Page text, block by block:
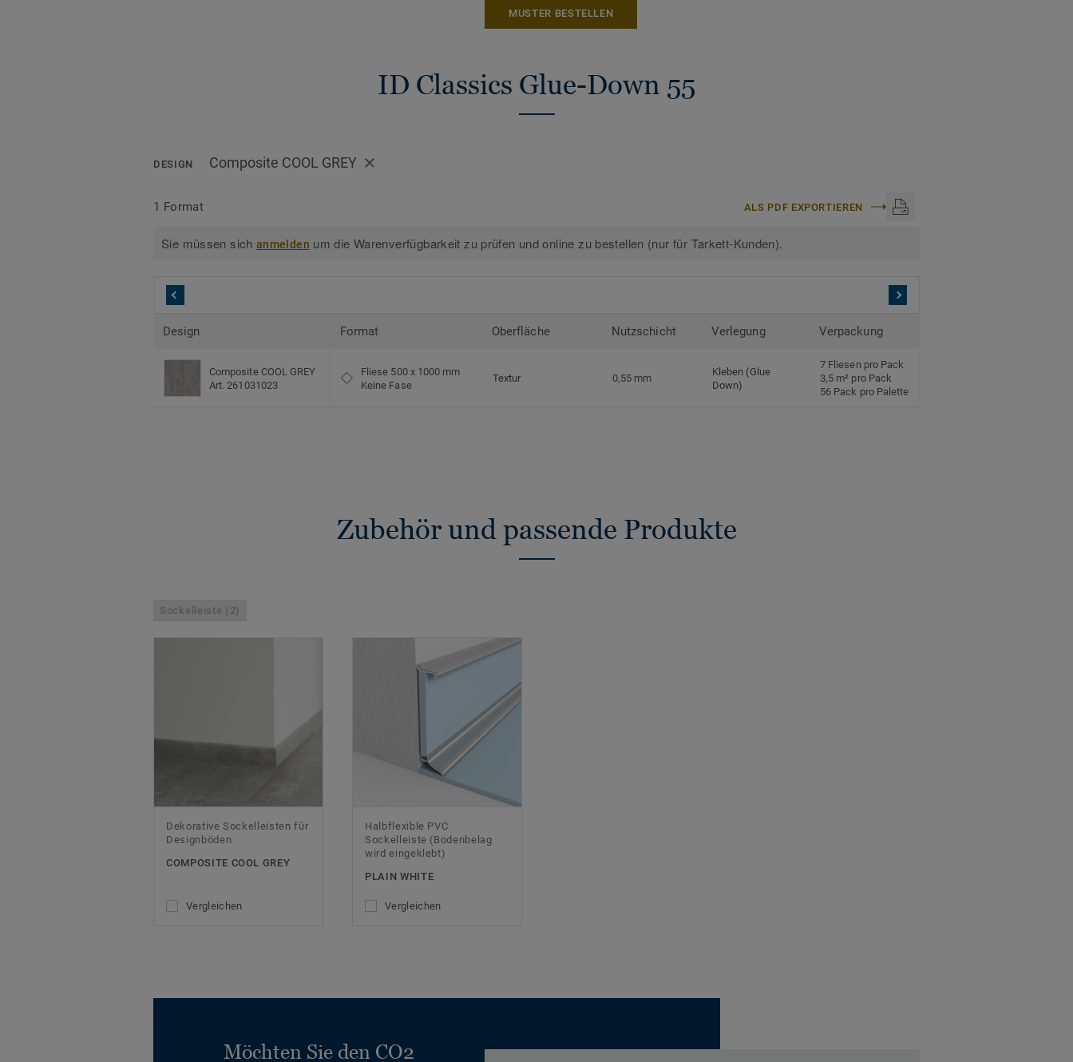
Erfahren Sie mehr über Tarkett Designböden.
MUSTER BESTELLEN
ID Classics Glue-Down 55
DESIGN Composite COOL GREY
1 Format ALS PDF EXPORTIEREN
Sie müssen sichanmelden um die Warenverfügbarkeit zu prüfen und online zu bestellen (nur für Tarkett-Kunden).
Design Format Oberfläche Nutzschicht Verlegung Verpackung
Composite COOL GREY
Art. 261031023
Fliese 500 x 1000 mm
Keine Fase
Textur 0,55 mm
Kleben (Glue
Down)
7 Fliesen pro Pack
3,5 m² pro Pack
56 Pack pro Palette
Zubehör und passende Produkte
Sockelleiste (2)
Dekorative Sockelleisten für
Designböden
COMPOSITE COOL GREY
Vergleichen
Halbflexible PVC
Sockelleiste (Bodenbelag
wird eingeklebt)
PLAIN WHITE
Vergleichen
Möchten Sie den CO2